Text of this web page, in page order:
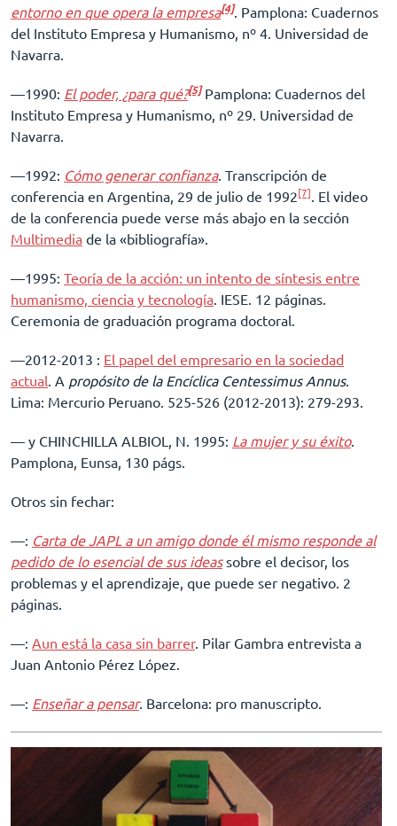
entorno en que opera la empresa[4]. Pamplona: Cuadernos
del Instituto Empresa y Humanismo, nº 4. Universidad de
Navarra.
––1990: El poder, ¿para qué?[5]Pamplona: Cuadernos del
Instituto Empresa y Humanismo, nº 29. Universidad de
Navarra.
––1992: Cómo generar confianza. Transcripción de
conferencia en Argentina, 29 de julio de 1992[7]. El video
de la conferencia puede verse más abajo en la sección
Multimedia de la «bibliografía».
––1995: Teoría de la acción: un intento de síntesis entre
humanismo, ciencia y tecnología. IESE. 12 páginas.
Ceremonia de graduación programa doctoral.
––2012-2013 : El papel del empresario en la sociedad
actual. A propósito de la Encíclica Centessimus Annus.
Lima: Mercurio Peruano. 525-526 (2012-2013): 279-293.
–– y CHINCHILLA ALBIOL, N. 1995: La mujer y su éxito.
Pamplona, Eunsa, 130 págs.
Otros sin fechar:
––: Carta de JAPL a un amigo donde él mismo responde al
pedido de lo esencial de sus ideassobre el decisor, los
problemas y el aprendizaje, que puede ser negativo. 2
páginas.
––: Aun está la casa sin barrer. Pilar Gambra entrevista a
Juan Antonio Pérez López.
––: Enseñar a pensar. Barcelona: pro manuscripto.